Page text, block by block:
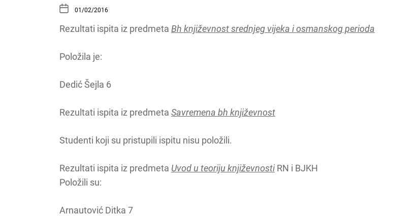
01/02/2016
Rezultati ispita iz predmeta Bh književnost srednjeg vijeka i osmanskog perioda
Položila je:
Dedić Šejla 6
Rezultati ispita iz predmeta Savremena bh književnost
Studenti koji su pristupili ispitu nisu položili.
Rezultati ispita iz predmeta Uvod u teoriju književnosti RN i BJKH
Položili su:
Arnautović Ditka 7